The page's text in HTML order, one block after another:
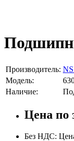
Производитель:
Модель:
Наличие:
Цена по
Без НДС: